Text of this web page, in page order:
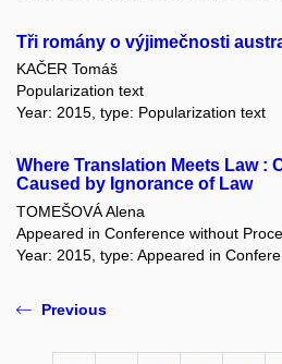
Tři romány o výjimečnosti
KAČER Tomáš
Popularization text
Year: 2015, type: Popularization text
Where Translation Meets Law :
Caused by Ignorance of Law
TOMEŠOVÁ Alena
Appeared in Conference without
Year: 2015, type: Appeared in
Previous